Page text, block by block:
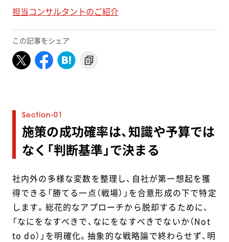
施策の成功確率は、知識や予算では
なく「判断基準」で決まる
社内外の多様な変数を整理し、自社が第一想起を獲
得できる「勝てる一点（戦場）」を合意形成の下で特定
します。総花的なアプローチから脱却するために、
「なにをなすべきで、なにをなすべきでないか（Not
to do）」を明確化。抽象的な戦略論で終わらせず、明
担当コンサルタントのご紹介
この記事をシェア